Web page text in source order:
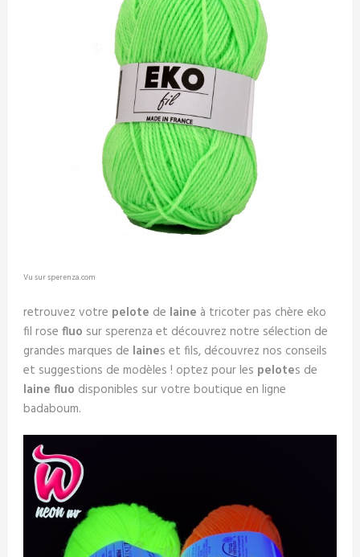
Vu sur sperenza.com
retrouvez votre pelote de laine à tricoter pas chère eko
fil rose fluo sur sperenza et découvrez notre sélection de
grandes marques de laines et fils, découvrez nos conseils
et suggestions de modèles ! optez pour les pelotes de
laine fluo disponibles sur votre boutique en ligne
badaboum.